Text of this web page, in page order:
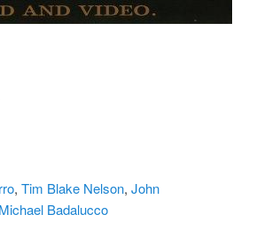
, Tim Blake Nelson, John
Michael Badalucco